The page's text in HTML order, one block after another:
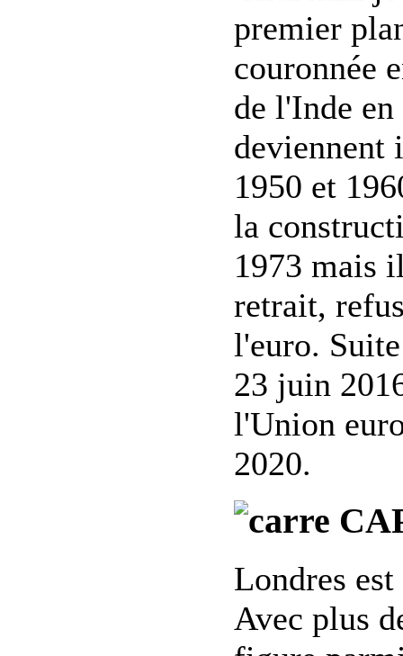
premier
couronnée
de l'Inde
deviennent
1950 et
la
1973 mais
retrait,
l'euro.
23 juin
l'Union
2020.
Londres
Avec plus